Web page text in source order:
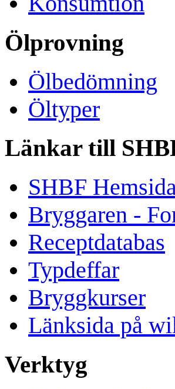
Ölprovning
Ölbedömning
Öltyper
Länkar till
SHBF
Bryggaren -
Receptdatabas
Typdeffar
Bryggkurser
Länksida på
Verktyg